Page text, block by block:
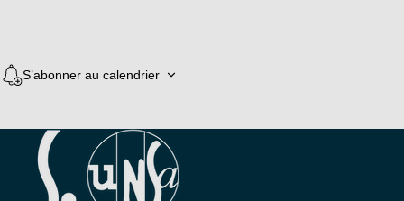
S’abonner au calendrier